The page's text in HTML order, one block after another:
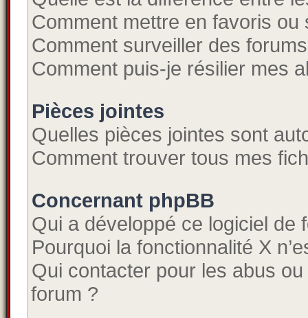
Comment mettre en favoris
Comment surveiller des
Comment puis-je résilier mes
Pièces jointes
Quelles pièces jointes sont
Comment trouver tous mes
Concernant phpBB
Qui a développé ce logiciel de
Pourquoi la fonctionnalité X
Qui contacter pour les abus
forum ?